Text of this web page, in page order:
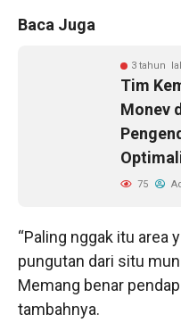
Baca Juga
3 tahun
Tim
Monev
75
“Paling nggak itu area
pungutan dari situ
Memang benar
tambahnya.